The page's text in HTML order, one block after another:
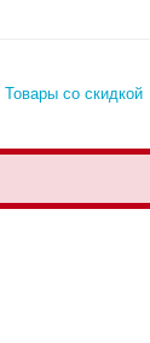
Товары со скидкой